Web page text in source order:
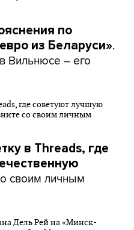
по
из Беларуси».
Вильнюсе – его
в Threads, где
своим личным